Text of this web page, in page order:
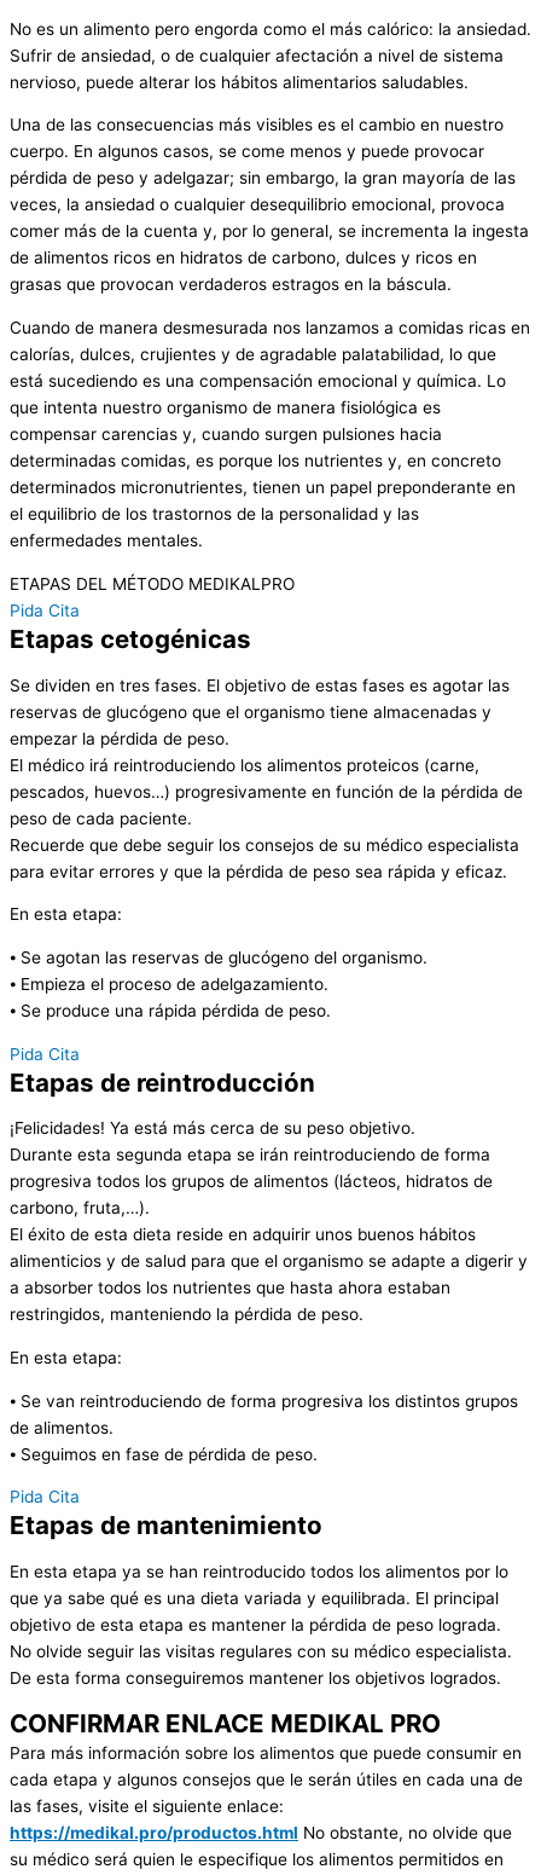
No es un alimento pero engorda como el más calórico: la ansiedad.
Sufrir de ansiedad, o de cualquier afectación a nivel de sistema
nervioso, puede alterar los hábitos alimentarios saludables.
Una de las consecuencias más visibles es el cambio en nuestro
cuerpo. En algunos casos, se come menos y puede provocar
pérdida de peso y adelgazar; sin embargo, la gran mayoría de las
veces, la ansiedad o cualquier desequilibrio emocional, provoca
comer más de la cuenta y, por lo general, se incrementa la ingesta
de alimentos ricos en hidratos de carbono, dulces y ricos en
grasas que provocan verdaderos estragos en la báscula.
Cuando de manera desmesurada nos lanzamos a comidas ricas en
calorías, dulces, crujientes y de agradable palatabilidad, lo que
está sucediendo es una compensación emocional y química. Lo
que intenta nuestro organismo de manera fisiológica es
compensar carencias y, cuando surgen pulsiones hacia
determinadas comidas, es porque los nutrientes y, en concreto
determinados micronutrientes, tienen un papel preponderante en
el equilibrio de los trastornos de la personalidad y las
enfermedades mentales.
ETAPAS DEL MÉTODO MEDIKALPRO
Pida Cita
Etapas cetogénicas
Se dividen en tres fases. El objetivo de estas fases es agotar las
reservas de glucógeno que el organismo tiene almacenadas y
empezar la pérdida de peso.
El médico irá reintroduciendo los alimentos proteicos (carne,
pescados, huevos…) progresivamente en función de la pérdida de
peso de cada paciente.
Recuerde que debe seguir los consejos de su médico especialista
para evitar errores y que la pérdida de peso sea rápida y eficaz.
En esta etapa:
⦁ Se agotan las reservas de glucógeno del organismo.
⦁ Empieza el proceso de adelgazamiento.
⦁ Se produce una rápida pérdida de peso.
Pida Cita
Etapas de reintroducción
¡Felicidades! Ya está más cerca de su peso objetivo.
Durante esta segunda etapa se irán reintroduciendo de forma
progresiva todos los grupos de alimentos (lácteos, hidratos de
carbono, fruta,…).
El éxito de esta dieta reside en adquirir unos buenos hábitos
alimenticios y de salud para que el organismo se adapte a digerir y
a absorber todos los nutrientes que hasta ahora estaban
restringidos, manteniendo la pérdida de peso.
En esta etapa:
⦁ Se van reintroduciendo de forma progresiva los distintos grupos
de alimentos.
⦁ Seguimos en fase de pérdida de peso.
Pida Cita
Etapas de mantenimiento
En esta etapa ya se han reintroducido todos los alimentos por lo
que ya sabe qué es una dieta variada y equilibrada. El principal
objetivo de esta etapa es mantener la pérdida de peso lograda.
No olvide seguir las visitas regulares con su médico especialista.
De esta forma conseguiremos mantener los objetivos logrados.
CONFIRMAR ENLACE MEDIKAL PRO
Para más información sobre los alimentos que puede consumir en
cada etapa y algunos consejos que le serán útiles en cada una de
las fases, visite el siguiente enlace:
https://medikal.pro/productos.html No obstante, no olvide que
su médico será quien le especifique los alimentos permitidos en